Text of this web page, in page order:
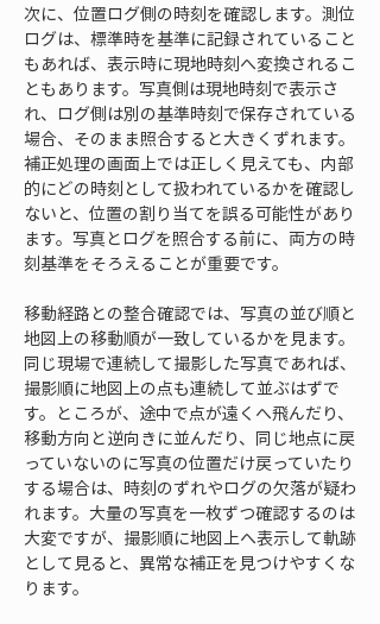
次に、位置ログ側の時刻を確認します。測位
ログは、標準時を基準に記録されていること
もあれば、表示時に現地時刻へ変換されるこ
ともあります。写真側は現地時刻で表示さ
れ、ログ側は別の基準時刻で保存されている
場合、そのまま照合すると大きくずれます。
補正処理の画面上では正しく見えても、内部
的にどの時刻として扱われているかを確認し
ないと、位置の割り当てを誤る可能性があり
ます。写真とログを照合する前に、両方の時
刻基準をそろえることが重要です。
移動経路との整合確認では、写真の並び順と
地図上の移動順が一致しているかを見ます。
同じ現場で連続して撮影した写真であれば、
撮影順に地図上の点も連続して並ぶはずで
す。ところが、途中で点が遠くへ飛んだり、
移動方向と逆向きに並んだり、同じ地点に戻
っていないのに写真の位置だけ戻っていたり
する場合は、時刻のずれやログの欠落が疑わ
れます。大量の写真を一枚ずつ確認するのは
大変ですが、撮影順に地図上へ表示して軌跡
として見ると、異常な補正を見つけやすくな
ります。